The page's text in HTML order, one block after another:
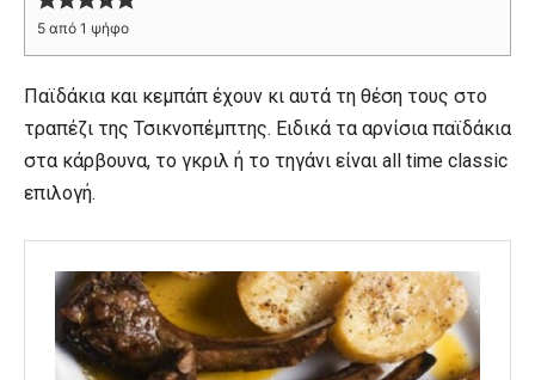
5 από 1 ψήφο
Παϊδάκια και κεμπάπ έχουν κι αυτά τη θέση τους στο
τραπέζι της Τσικνοπέμπτης. Ειδικά τα αρνίσια παϊδάκια
στα κάρβουνα, το γκριλ ή το τηγάνι είναι all time classic
επιλογή.